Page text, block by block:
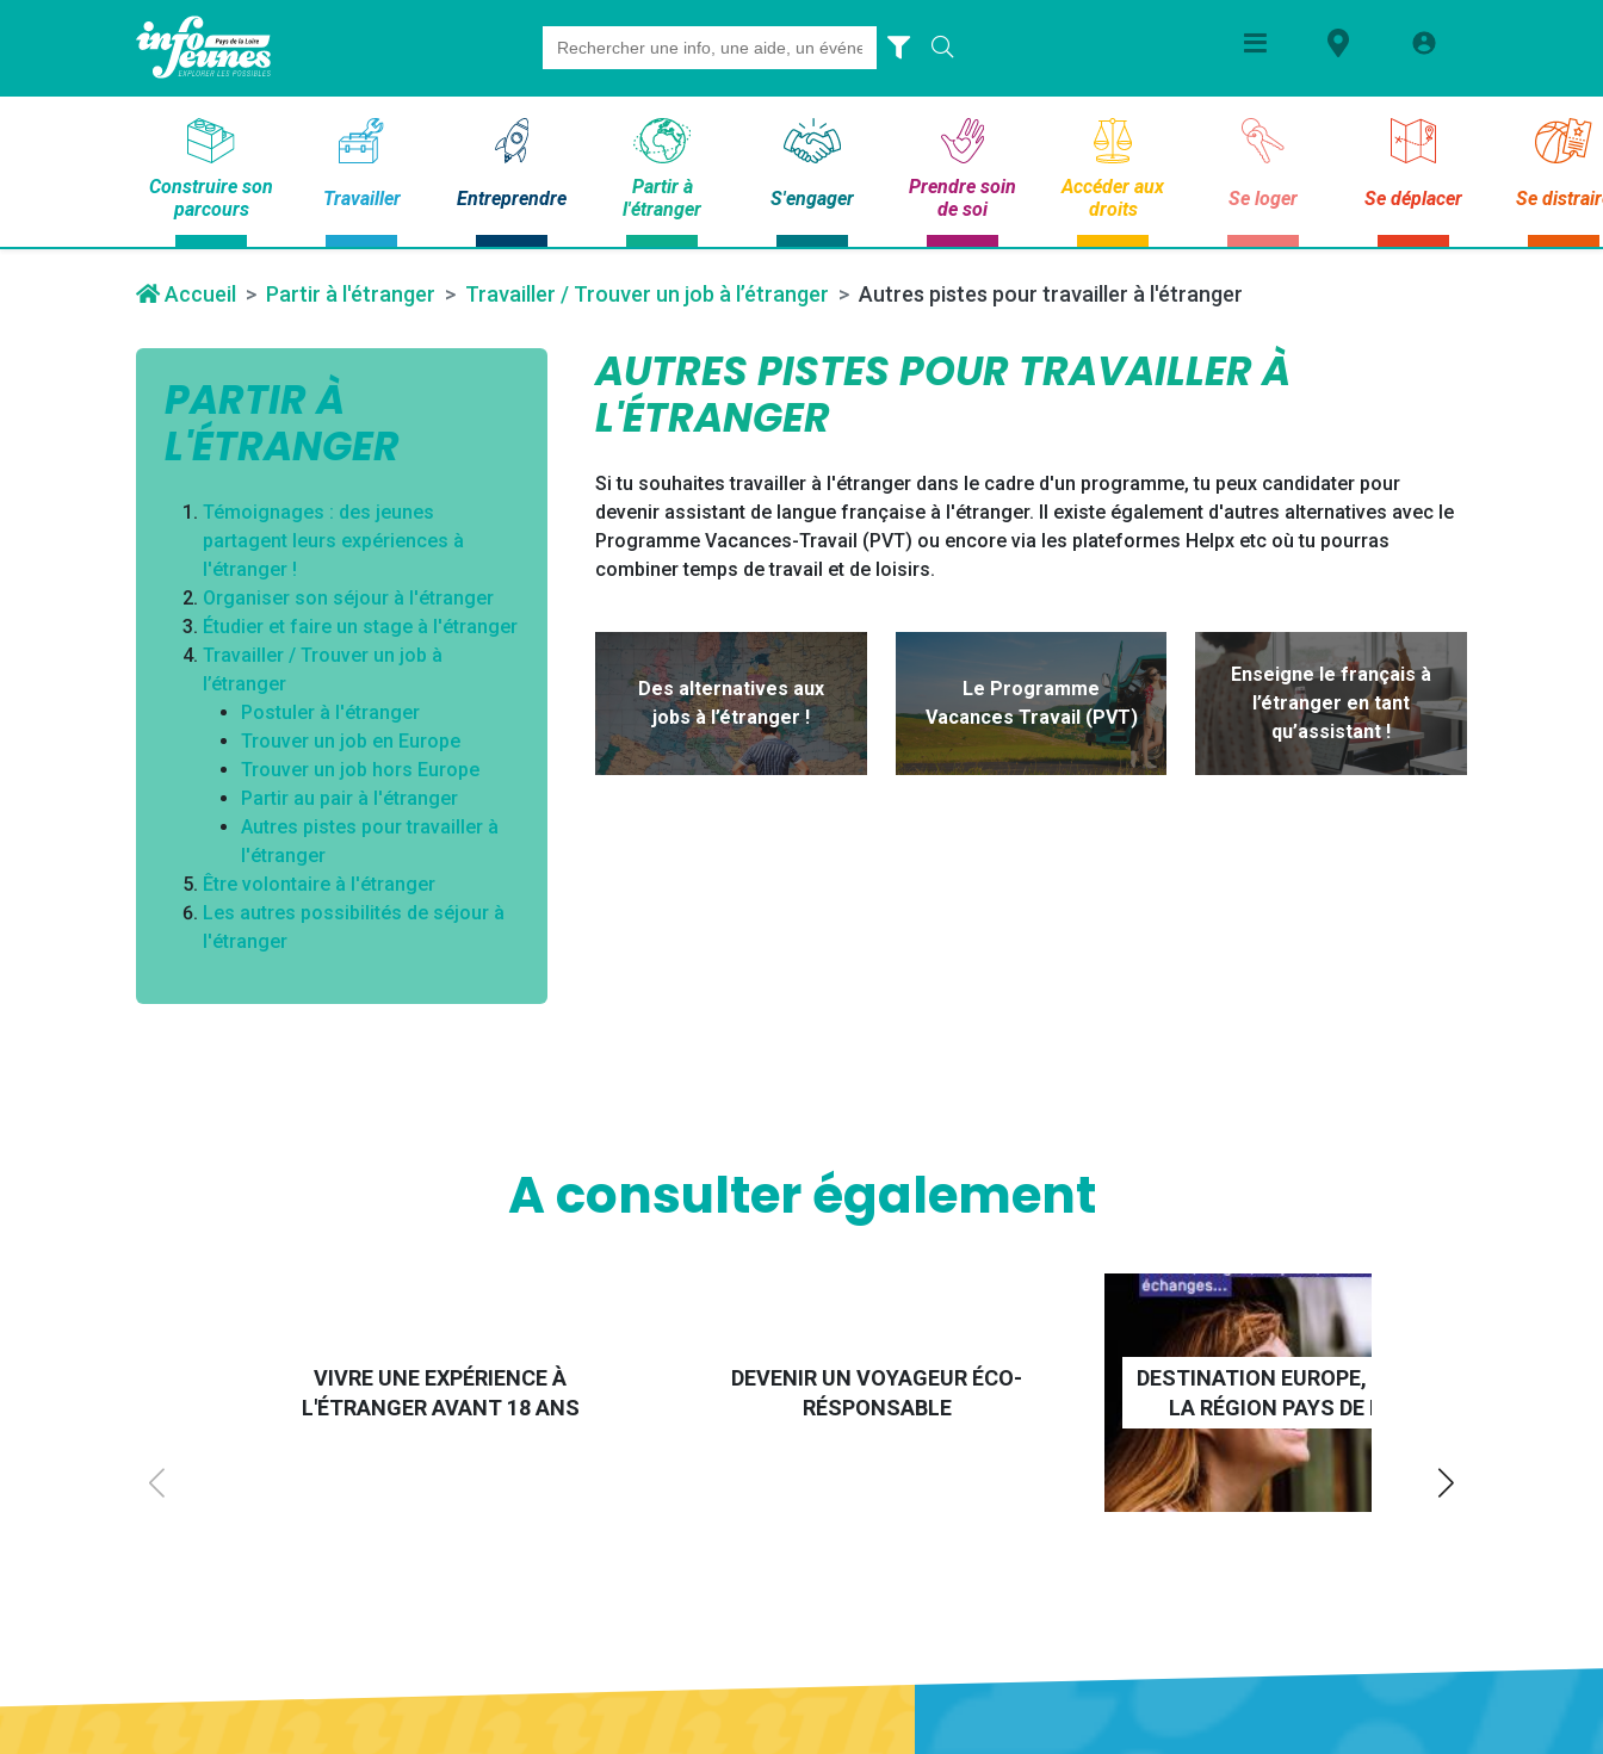
Search
for:
Construire son
parcours
Travailler Entreprendre
Partir à
l'étranger
S'engager
Prendre soin
de soi
Accéder aux
droits
Se loger Se déplacer Se
Accueil Partir à l'étranger Travailler / Trouver un job à l’étranger Autres pistes pour travailler à l'étranger
PARTIR À
L'ÉTRANGER
Témoignages : des jeunes
partagent leurs expériences à
l'étranger !
Organiser son séjour à l'étranger
Étudier et faire un stage à l'étranger
Travailler / Trouver un job à
l’étranger
Postuler à l'étranger
Trouver un job en Europe
Trouver un job hors Europe
Partir au pair à l'étranger
Autres pistes pour travailler à
l'étranger
Être volontaire à l'étranger
Les autres possibilités de séjour à
l'étranger
AUTRES PISTES POUR TRAVAILLER À
L'ÉTRANGER
Si tu souhaites travailler à l'étranger dans le cadre d'un programme, tu peux candidater pour
devenir assistant de langue française à l'étranger. Il existe également d'autres alternatives avec le
Programme Vacances-Travail (PVT) ou encore via les plateformes Helpx etc où tu pourras
combiner temps de travail et de loisirs.
Des alternatives aux
jobs à l’étranger !
Le Programme
Vacances Travail (PVT)
Enseigne le français à
l’étranger en tant
qu’assistant !
A consulter également
VIVRE UNE EXPÉRIENCE À
L'ÉTRANGER AVANT 18 ANS
DEVENIR UN VOYAGEUR ÉCO-
RÉSPONSABLE
DESTINATION EUROPE, LE GUIDE DE
LA RÉGION PAYS DE LA LOIRE